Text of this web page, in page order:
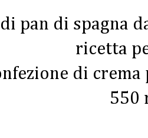
pan di spagna
ricetta
di crema
550